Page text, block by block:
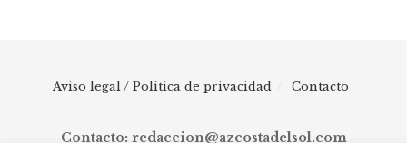
Aviso legal / Política de privacidad Contacto
Contacto: redaccion@azcostadelsol.com